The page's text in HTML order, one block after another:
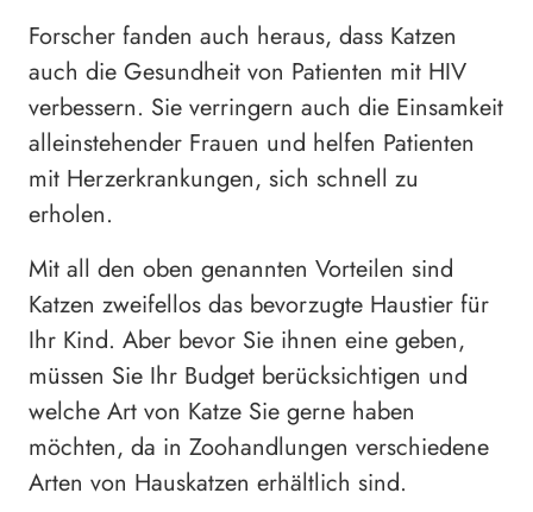
Forscher fanden auch heraus, dass Katzen
auch die Gesundheit von Patienten mit HIV
verbessern. Sie verringern auch die Einsamkeit
alleinstehender Frauen und helfen Patienten
mit Herzerkrankungen, sich schnell zu
erholen.
Mit all den oben genannten Vorteilen sind
Katzen zweifellos das bevorzugte Haustier für
Ihr Kind. Aber bevor Sie ihnen eine geben,
müssen Sie Ihr Budget berücksichtigen und
welche Art von Katze Sie gerne haben
möchten, da in Zoohandlungen verschiedene
Arten von Hauskatzen erhältlich sind.